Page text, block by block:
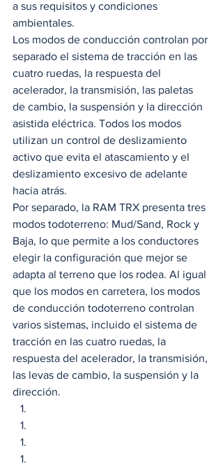
a sus requisitos y condiciones
ambientales.
Los modos de conducción controlan por
separado el sistema de tracción en las
cuatro ruedas, la respuesta del
acelerador, la transmisión, las paletas
de cambio, la suspensión y la dirección
asistida eléctrica. Todos los modos
utilizan un control de deslizamiento
activo que evita el atascamiento y el
deslizamiento excesivo de adelante
hacia atrás.
Por separado, la RAM TRX presenta tres
modos todoterreno: Mud/Sand, Rock y
Baja, lo que permite a los conductores
elegir la configuración que mejor se
adapta al terreno que los rodea. Al igual
que los modos en carretera, los modos
de conducción todoterreno controlan
varios sistemas, incluido el sistema de
tracción en las cuatro ruedas, la
respuesta del acelerador, la transmisión,
las levas de cambio, la suspensión y la
dirección.